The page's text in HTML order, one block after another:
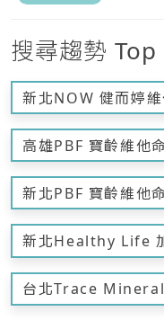
搜尋趨勢 Top
新北NOW 健而婷
高雄PBF 寶齡維他
新北PBF 寶齡維他
新北Healthy Life
台北Trace